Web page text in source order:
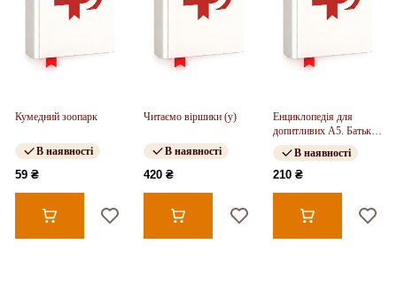
Кумедний зоопарк
В наявності
59 ₴
Читаємо віршики (у)
В наявності
420 ₴
Енциклопедія для
допитливих А5. Батьки і
діти у тваринному світі
(укр)В наявності
210 ₴